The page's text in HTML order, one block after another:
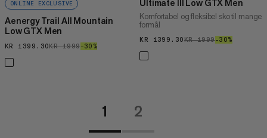
ONLINE EXCLUSIVE
Aenergy Trail All Mountain
Low GTX Men
KR 1399.30KR 1399.30
KR 1999KR 1999
–30%
Ultimate III Low GTX Men
Komfortabel og fleksibel sko til mange
formål
KR 1399.30KR 1399.30
KR 1999KR 1999
–30%
1 2